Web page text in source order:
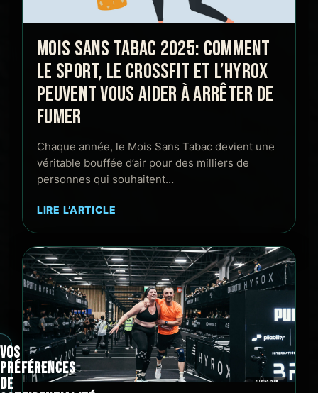
MOIS SANS TABAC 2025: COMMENT
LE SPORT, LE CROSSFIT ET L’HYROX
PEUVENT VOUS AIDER À ARRÊTER DE
FUMER
Chaque année, le Mois Sans Tabac devient une
véritable bouffée d’air pour des milliers de
personnes qui souhaitent…
LIRE L’ARTICLE
VOS
PRÉFÉRENCES
DE